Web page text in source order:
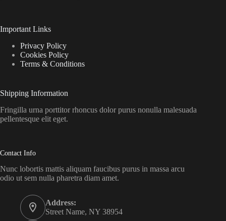
Important Links
Privacy Policy
Cookies Policy
Terms & Conditions
Shipping Information
Fringilla urna porttitor rhoncus dolor purus nonulla malesuada
pellentesque elit eget.
Contact Info
Nunc lobortis mattis aliquam faucibus purus in massa arcu
odio ut sem nulla pharetra diam amet.
Address:
Street Name, NY 38954